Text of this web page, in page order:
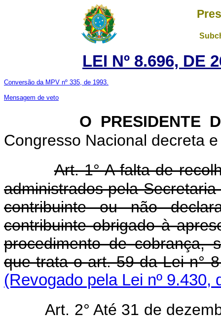
LEI Nº 8.696, DE
Conversão da MPV nº 335, de 1993.
Mensagem de veto
O PRESIDENTE
Congresso Nacional decreta
Art. 1° A falta de
administrados pela
contribuinte ou não
contribuinte obrigado à
procedimento de cobrança,
que trata o art. 59 da Lei n°
(Revogado pela Lei nº 9.430,
Art. 2° Até 31 de